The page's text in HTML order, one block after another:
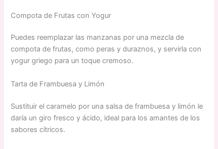
Compota de Frutas con Yogur
Puedes reemplazar las manzanas por una mezcla de
compota de frutas, como peras y duraznos, y servirla con
yogur griego para un toque cremoso.
Tarta de Frambuesa y Limón
Sustituir el caramelo por una salsa de frambuesa y limón le
daría un giro fresco y ácido, ideal para los amantes de los
sabores cítricos.